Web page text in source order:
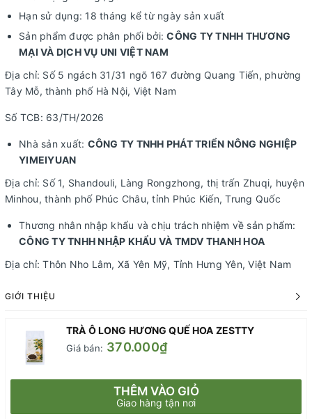
Hạn sử dụng: 18 tháng kể từ ngày sản xuất
Sản phẩm được phân phối bởi:CÔNG TY TNHH THƯƠNG
MẠI VÀ DỊCH VỤ UNI VIỆT NAM
Địa chỉ: Số 5 ngách 31/31 ngõ 167 đường Quang Tiến, phường
Tây Mỗ, thành phố Hà Nội, Việt Nam
Số TCB: 63/TH/2026
Nhà sản xuất: CÔNG TY TNHH PHÁT TRIỂN NÔNG NGHIỆP
YIMEIYUAN
Địa chỉ: Số 1, Shandouli, Làng Rongzhong, thị trấn Zhuqi, huyện
Minhou, thành phố Phúc Châu, tỉnh Phúc Kiến, Trung Quốc
Thương nhân nhập khẩu và chịu trách nhiệm về sản phẩm:
CÔNG TY TNHH NHẬP KHẨU VÀ TMDV THANH HOA
Địa chỉ: Thôn Nho Lâm, Xã Yên Mỹ, Tỉnh Hưng Yên, Việt Nam
GIỚI THIỆU
TRÀ Ô LONG HƯƠNG QUẾ HOA ZESTTY
Giá bán: 370.000₫
THÊM VÀO GIỎ
Giao hàng tận nơi